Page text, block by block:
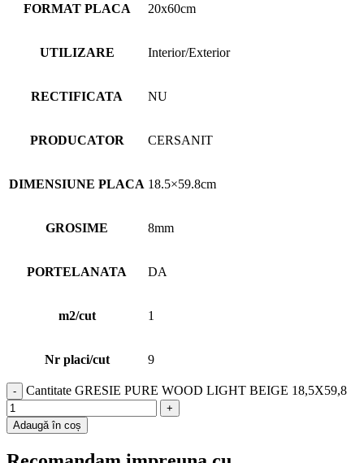
FORMAT PLACA 20x60cm
UTILIZARE Interior/Exterior
RECTIFICATA NU
PRODUCATOR CERSANIT
DIMENSIUNE PLACA 18.5×59.8cm
GROSIME 8mm
PORTELANATA DA
m2/cut 1
Nr placi/cut 9
Cantitate GRESIE PURE WOOD LIGHT BEIGE 18,5X59,8
Adaugă în coș